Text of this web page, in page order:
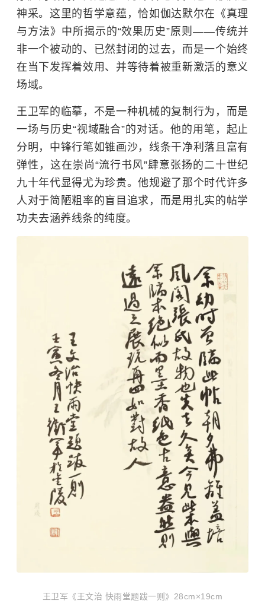
神采。这里的哲学意蕴，恰如伽达默尔在《真理
与方法》中所揭示的“效果历史”原则——传统并
非一个被动的、已然封闭的过去，而是一个始终
在当下发挥着效用、并等待着被重新激活的意义
场域。
王卫军的临摹，不是一种机械的复制行为，而是
一场与历史“视域融合”的对话。他的用笔，起止
分明，中锋行笔如锥画沙，线条干净利落且富有
弹性，这在崇尚“流行书风”肆意张扬的二十世纪
九十年代显得尤为珍贵。他规避了那个时代许多
人对于简陋粗率的盲目追求，而是用扎实的帖学
功夫去涵养线条的纯度。
王卫军《王文治 快雨堂题跋一则》28cm×19cm